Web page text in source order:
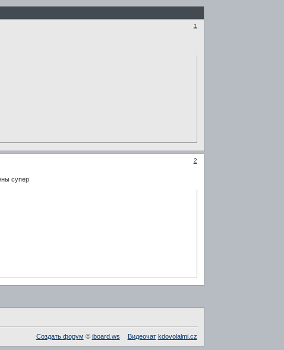
1
2
супер
Создать форум © iboard.ws Видеочат kdovolalmi.cz